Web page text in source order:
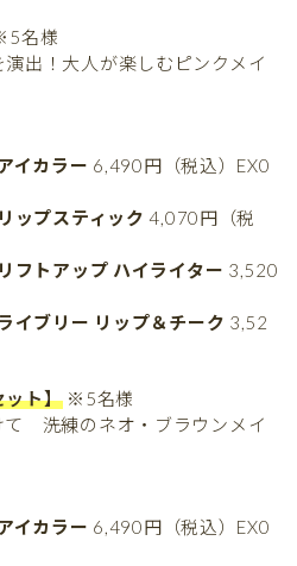
名様
出！大人が楽しむピンクメイ
イカラー 6,490円（税込）EX0
ップスティック 4,070円（税
フトアップ ハイライター 3,520
イブリー リップ＆チーク 3,52
ット】※5名様
て 洗練のネオ・ブラウンメイ
イカラー 6,490円（税込）EX0